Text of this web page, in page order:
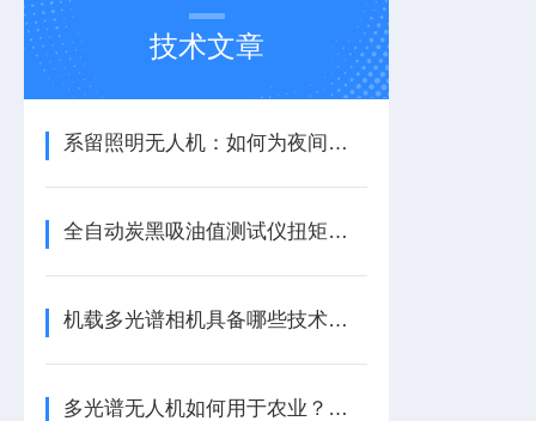
技术文章
系留照明无人机：如何为夜间应急抢险提供持久照明？
全自动炭黑吸油值测试仪扭矩闭环测控系统设计与标定方法研究
机载多光谱相机具备哪些技术特点？
多光谱无人机如何用于农业？作物监测与变量施肥管理解析